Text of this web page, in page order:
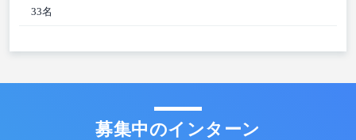
33名
募集中のインターン